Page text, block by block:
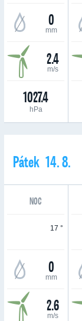
0
mm
2.4
m/s
1027.4
hPa
Pátek 14. 8.
NOC
17 °
0
mm
2.6
m/s